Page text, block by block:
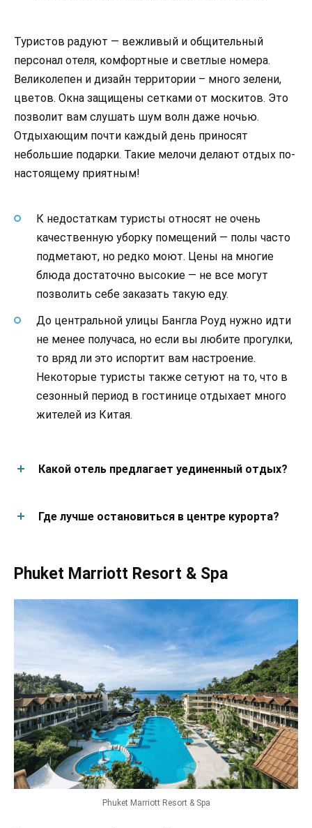
Туристов радуют — вежливый и общительный
персонал отеля, комфортные и светлые номера.
Великолепен и дизайн территории – много зелени,
цветов. Окна защищены сетками от москитов. Это
позволит вам слушать шум волн даже ночью.
Отдыхающим почти каждый день приносят
небольшие подарки. Такие мелочи делают отдых по-
настоящему приятным!
К недостаткам туристы относят не очень
качественную уборку помещений — полы часто
подметают, но редко моют. Цены на многие
блюда достаточно высокие — не все могут
позволить себе заказать такую еду.
До центральной улицы Бангла Роуд нужно идти
не менее получаса, но если вы любите прогулки,
то вряд ли это испортит вам настроение.
Некоторые туристы также сетуют на то, что в
сезонный период в гостинице отдыхает много
жителей из Китая.
Какой отель предлагает уединенный отдых?
Где лучше остановиться в центре курорта?
Phuket Marriott Resort & Spa
Phuket Marriott Resort & Spa